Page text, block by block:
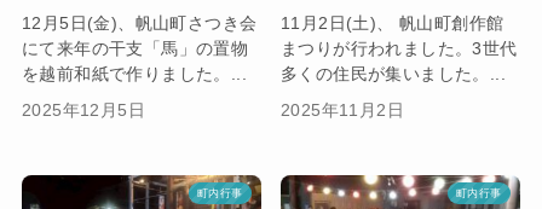
12月5日(金)、帆山町さつき会
にて来年の干支「馬」の置物
を越前和紙で作りました。...
2025年12月5日
11月2日(土)、 帆山町創作館
まつりが行われました。3世代
多くの住民が集いました。...
2025年11月2日
町内行事 町内行事